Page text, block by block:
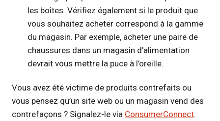
les boîtes. Vérifiez également si le produit que
vous souhaitez acheter correspond à la gamme
du magasin. Par exemple, acheter une paire de
chaussures dans un magasin d'alimentation
devrait vous mettre la puce à l’oreille.
Vous avez été victime de produits contrefaits ou
vous pensez qu’un site web ou un magasin vend des
contrefaçons ? Signalez-le via ConsumerConnect.